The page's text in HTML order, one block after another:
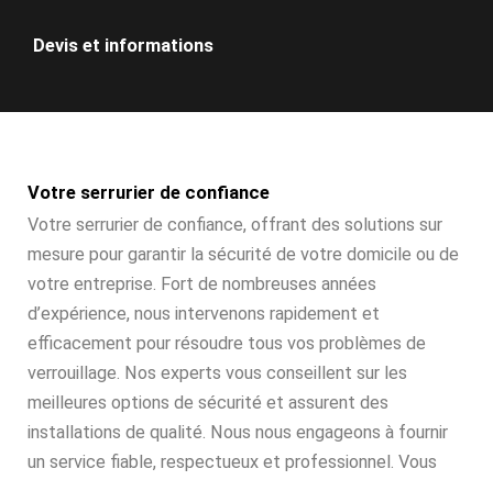
Devis et informations
Votre serrurier de confiance
Votre serrurier de confiance, offrant des solutions sur
mesure pour garantir la sécurité de votre domicile ou de
votre entreprise. Fort de nombreuses années
d’expérience, nous intervenons rapidement et
efficacement pour résoudre tous vos problèmes de
verrouillage. Nos experts vous conseillent sur les
meilleures options de sécurité et assurent des
installations de qualité. Nous nous engageons à fournir
un service fiable, respectueux et professionnel. Vous